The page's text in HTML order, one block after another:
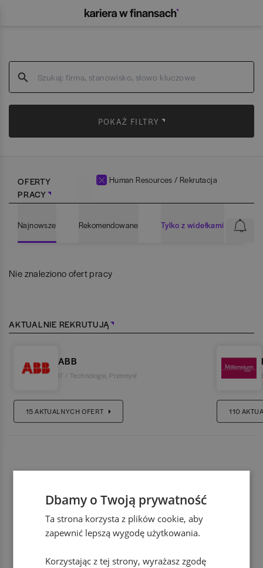
POKAŻ FILTRY
OFERTY
PRACY
Human Resources / Rekrutacja
Najnowsze Rekomendowane Tylko z widełkami
Nie znaleziono ofert pracy
AKTUALNIE REKRUTUJĄ
ABB
IT / Technologia Przemysł
15AKTUALNYCH OFERT 110
Dbamy o Twoją prywatność
Ta strona korzysta z plików cookie, aby
zapewnić lepszą wygodę użytkowania.
Korzystając z tej strony, wyrażasz zgodę